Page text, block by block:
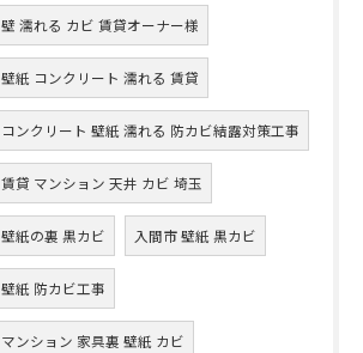
壁 濡れる カビ 賃貸オーナー様
壁紙 コンクリート 濡れる 賃貸
コンクリート 壁紙 濡れる 防カビ結露対策工事
賃貸 マンション 天井 カビ 埼玉
壁紙の裏 黒カビ 入間市 壁紙 黒カビ
壁紙 防カビ工事
マンション 家具裏 壁紙 カビ